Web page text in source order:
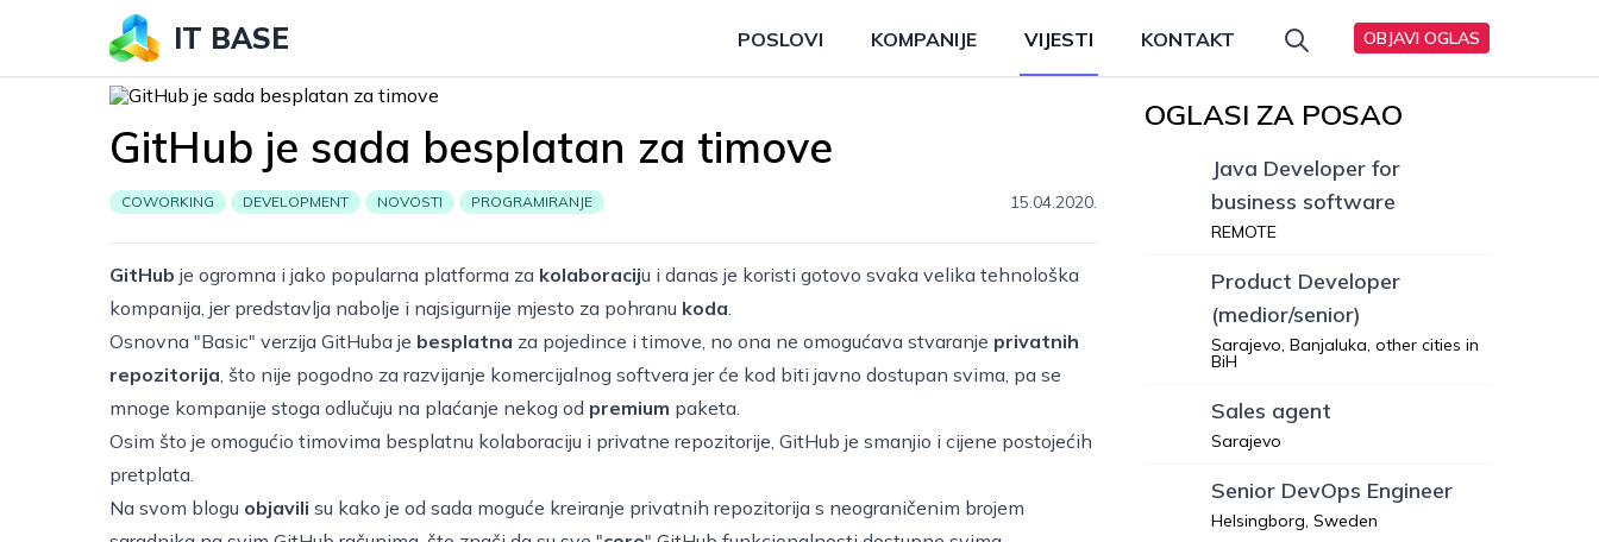
IT BASE POSLOVI KOMPANIJE VIJESTI KONTAKT OBJAVI OGLAS
GitHub je sada besplatan za timove
COWORKING DEVELOPMENT NOVOSTI PROGRAMIRANJE 15.04.2020.
GitHub je ogromna i jako popularna platforma za kolaboraciju i danas je koristi gotovo svaka velika tehnološka
kompanija, jer predstavlja nabolje i najsigurnije mjesto za pohranu koda.
Osnovna "Basic" verzija GitHuba je besplatna za pojedince i timove, no ona ne omogućava stvaranje privatnih
repozitorija, što nije pogodno za razvijanje komercijalnog softvera jer će kod biti javno dostupan svima, pa se
mnoge kompanije stoga odlučuju na plaćanje nekog od premium paketa.
Osim što je omogućio timovima besplatnu kolaboraciju i privatne repozitorije, GitHub je smanjio i cijene postojećih
pretplata.
Na svom blogu objavili su kako je od sada moguće kreiranje privatnih repozitorija s neograničenim brojem
OGLASI ZA POSAO
Java Developer for
business software
REMOTE
Product Developer
(medior/senior)
Sarajevo, Banjaluka, other cities in
BiH
Sales agent
Sarajevo
Senior DevOps Engineer
Helsingborg, Sweden